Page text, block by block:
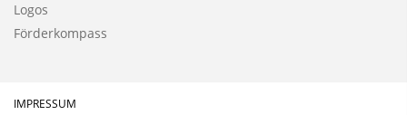
Logos
Förderkompass
IMPRESSUM